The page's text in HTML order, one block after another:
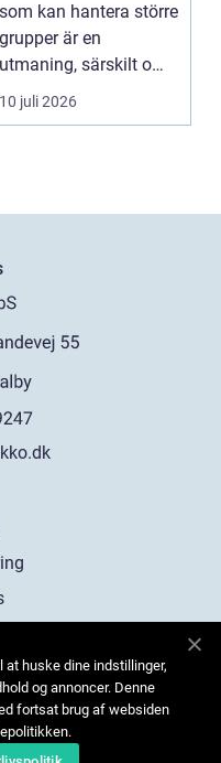
som kan hantera större
grupper är en
utmaning, särskilt om
ma...
10 juli 2026
huske dine indstillinger,
og annoncer. Denne
fortsat brug af websiden